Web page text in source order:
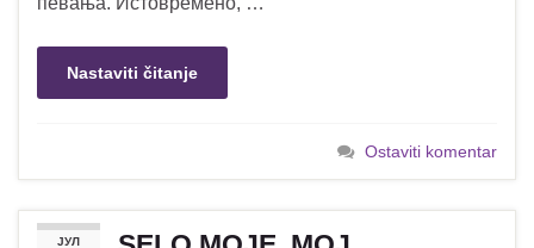
Nastaviti čitanje
Ostaviti komentar
ЈУЛ